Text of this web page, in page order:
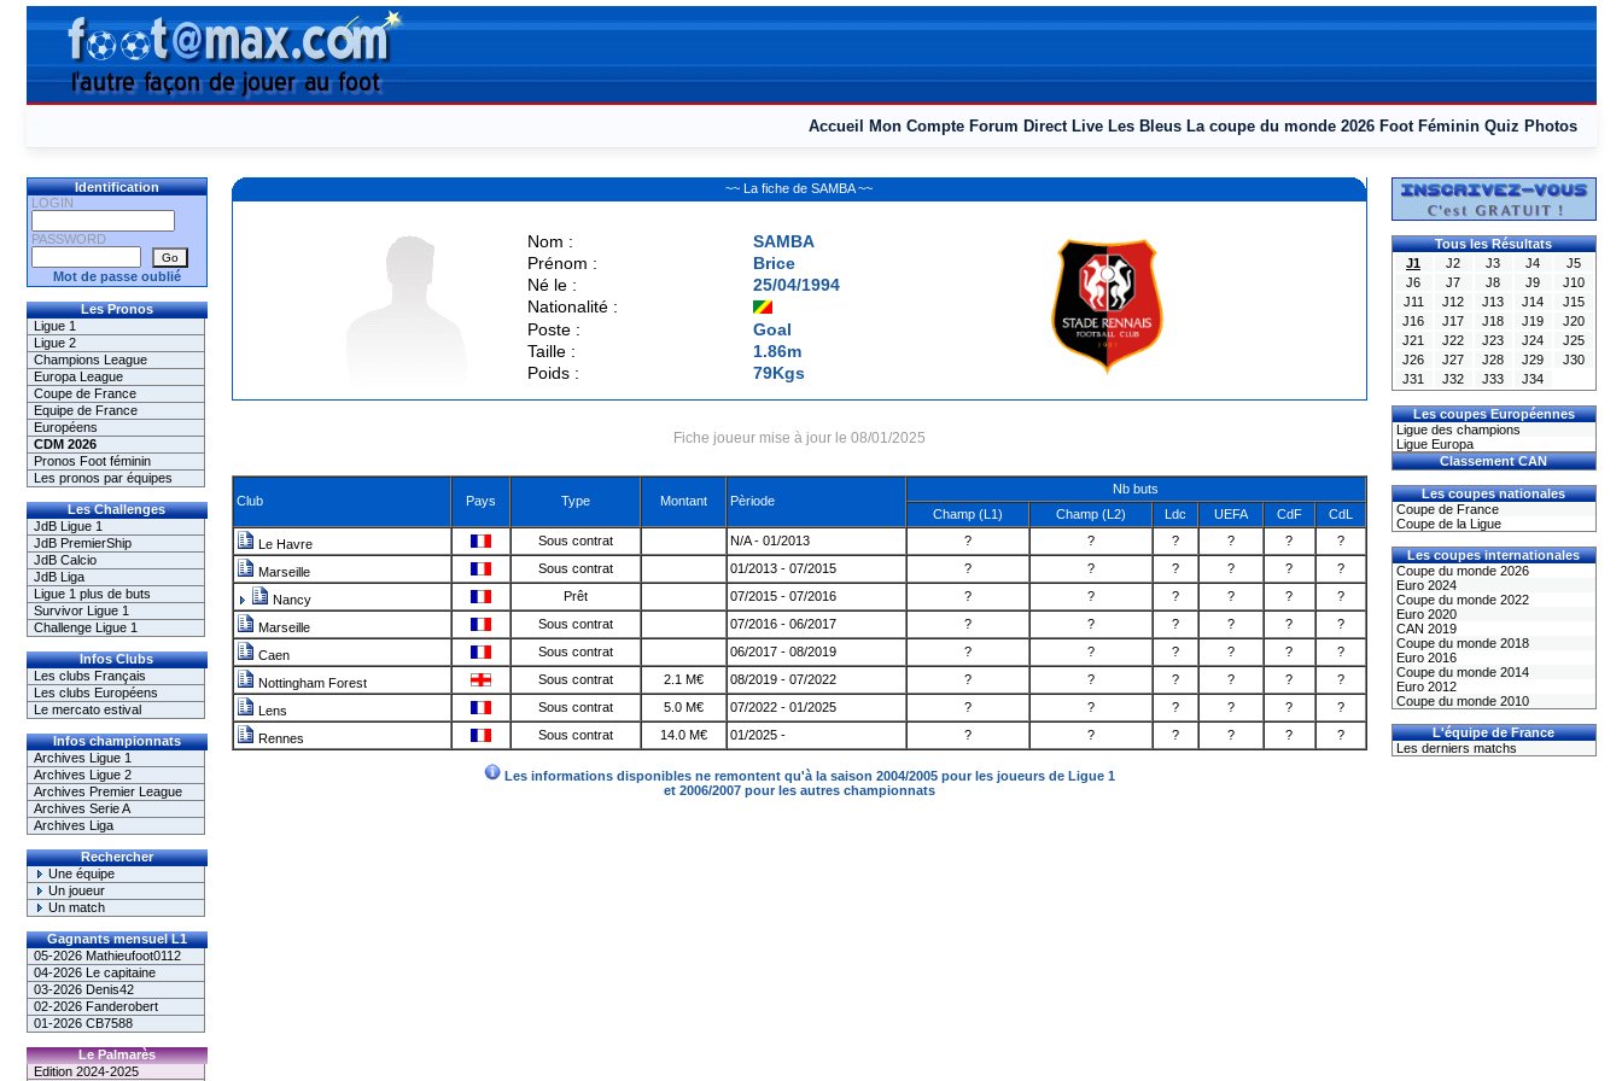
Accueil Mon Compte Forum Direct Live Les Bleus La coupe du monde 2026 Foot Féminin Quiz Photos
Identification
LOGIN
PASSWORD
Mot de passe oublié
Les Pronos
Ligue 1
Ligue 2
Champions League
Europa League
Coupe de France
Equipe de France
Européens
CDM 2026
Pronos Foot féminin
Les pronos par équipes
Les Challenges
JdB Ligue 1
JdB PremierShip
JdB Calcio
JdB Liga
Ligue 1 plus de buts
Survivor Ligue 1
Challenge Ligue 1
Infos Clubs
Les clubs Français
Les clubs Européens
Le mercato estival
Infos championnats
Archives Ligue 1
Archives Ligue 2
Archives Premier League
Archives Serie A
Archives Liga
Rechercher
Une équipe
Un joueur
Un match
Gagnants mensuel L1
05-2026 Mathieufoot0112
04-2026 Le capitaine
03-2026 Denis42
02-2026 Fanderobert
01-2026 CB7588
Le Palmarès
Edition 2024-2025
~~ La fiche de SAMBA ~~
Nom :
SAMBA
Prénom :
Brice
Né le :
25/04/1994
Nationalité :
Poste :
Goal
Taille :
1.86m
Poids :
79Kgs
Fiche joueur mise à jour le 08/01/2025
Club Pays Type Montant Pèriode
Nb buts
Champ (L1)
Champ (L2) Ldc UEFA CdF CdL
Le Havre Sous contrat N/A - 01/2013 ? ? ? ? ? ?
Marseille Sous contrat 01/2013 - 07/2015 ? ? ? ? ? ?
Nancy Prêt 07/2015 - 07/2016 ? ? ? ? ? ?
Marseille Sous contrat 07/2016 - 06/2017 ? ? ? ? ? ?
Caen Sous contrat 06/2017 - 08/2019 ? ? ? ? ? ?
Nottingham Forest Sous contrat 2.1 M€ 08/2019 - 07/2022 ? ? ? ? ? ?
Lens Sous contrat 5.0 M€ 07/2022 - 01/2025 ? ? ? ? ? ?
Rennes Sous contrat 14.0 M€ 01/2025 - ? ? ? ? ? ?
Les informations disponibles ne remontent qu'à la saison 2004/2005 pour les joueurs de Ligue 1
et 2006/2007 pour les autres championnats
Tous les Résultats
J1
J2 J3 J4
J5
J6
J7 J8 J9
J10
J11
J12 J13 J14
J15
J16
J17 J18 J19
J20
J21
J22 J23 J24
J25
J26
J27 J28 J29
J30
J31
J32 J33 J34
Les coupes Européennes
Ligue des champions
Ligue Europa
Classement CAN
Les coupes nationales
Coupe de France
Coupe de la Ligue
Les coupes internationales
Coupe du monde 2026
Euro 2024
Coupe du monde 2022
Euro 2020
CAN 2019
Coupe du monde 2018
Euro 2016
Coupe du monde 2014
Euro 2012
Coupe du monde 2010
L'équipe de France
Les derniers matchs